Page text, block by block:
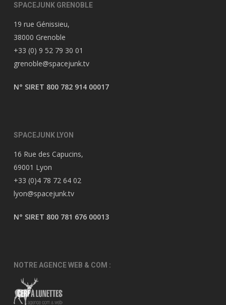
SPACEJUNK GRENOBLE
19 rue Génissieu,
38000 Grenoble
+33 (0) 9 52 79 30 01
grenoble@spacejunk.tv
N° SIRET 800 782 914 00017
SPACEJUNK LYON
16 Rue des Capucins,
69001 Lyon
+33 (0)4 78 72 64 02
lyon@spacejunk.tv
N° SIRET 800 781 676 00013
NOTRE AGENCE WEB & COM :